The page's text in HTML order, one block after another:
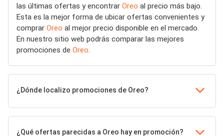
las últimas ofertas y encontrar Oreo al precio más bajo.
Esta es la mejor forma de ubicar ofertas convenientes y
comprar Oreo al mejor precio disponible en el mercado.
En nuestro sitio web podrás comparar las mejores
promociones de Oreo.
¿Dónde localizo promociones de Oreo?
¿Qué ofertas parecidas a Oreo hay en promoción?